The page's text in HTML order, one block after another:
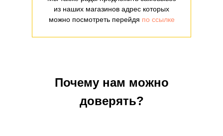
из наших магазинов адрес которых
можно посмотреть перейдя по ссылке
Почему нам можно
доверять?